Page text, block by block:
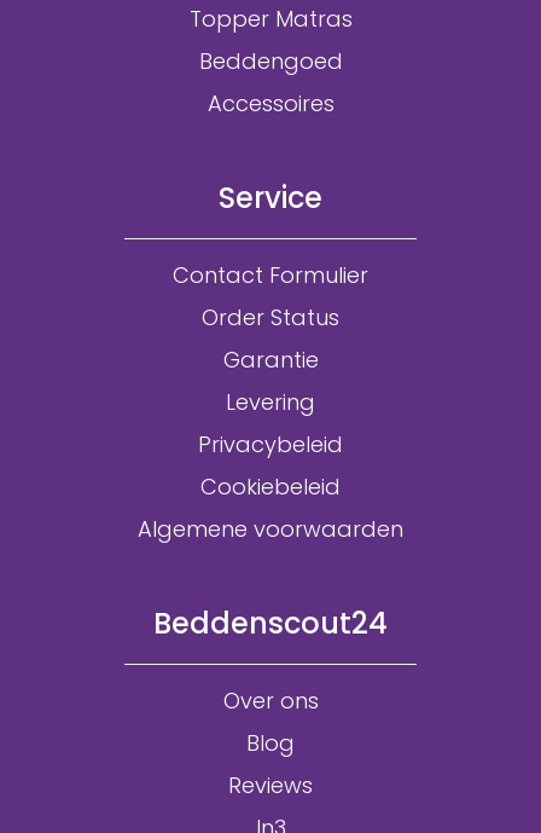
Topper Matras
Beddengoed
Accessoires
Service
Contact Formulier
Order Status
Garantie
Levering
Privacybeleid
Cookiebeleid
Algemene voorwaarden
Beddenscout24
Over ons
Blog
Reviews